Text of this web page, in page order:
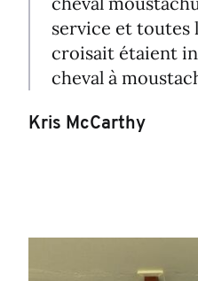
service et toutes
croisait étaient
cheval à
Kris McCarthy